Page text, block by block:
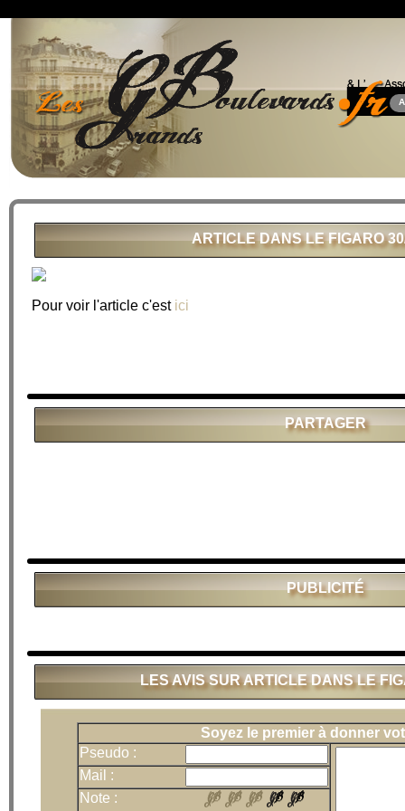
ARTICLE DANS LE FIGARO
Pour voir l'article c'est ici
PARTAGER
PUBLICITÉ
LES AVIS SUR ARTICLE DANS LE
Soyez le premier à donner
Pseudo :
Mail :
Note :